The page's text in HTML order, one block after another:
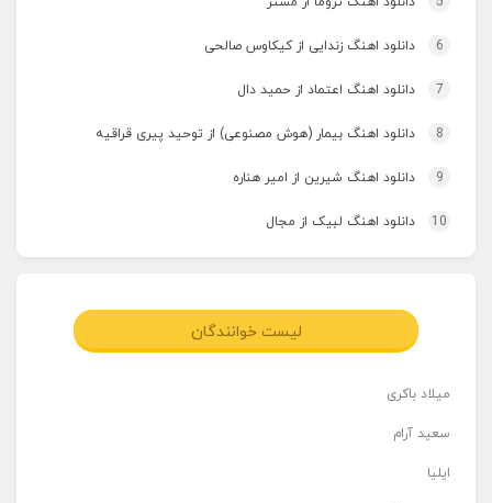
6 دانلود اهنگ زندایی از کیکاوس صالحی
7 دانلود اهنگ اعتماد از حمید دال
8 دانلود اهنگ بیمار (هوش مصنوعی) از توحید پیری قراقیه
9 دانلود اهنگ شیرین از امیر هناره
10 دانلود اهنگ لبیک از مجال
لیست خوانندگان
میلاد باکری
سعید آرام
ایلیا